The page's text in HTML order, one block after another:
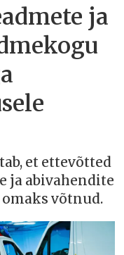
ja
et ettevõtted
ja abivahendite
võtnud.